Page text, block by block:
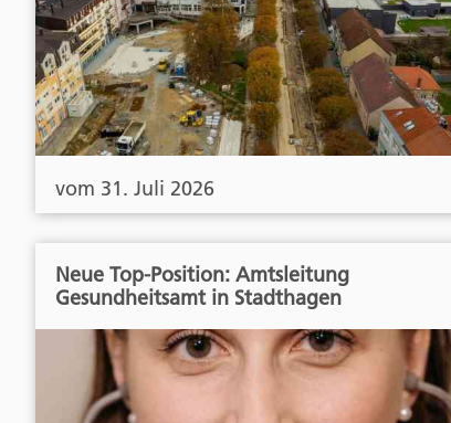
vom 31. Juli 2026
Neue Top-Position: Amtsleitung
Gesundheitsamt in Stadthagen